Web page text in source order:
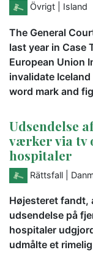
Övrigt | Island
The General
last year in Case
European Union
invalidate
word mark and
Udsendelse
værker via tv
hospitaler
Rättsfall |
Højesteret fandt,
udsendelse på
hospitaler
udmålte et